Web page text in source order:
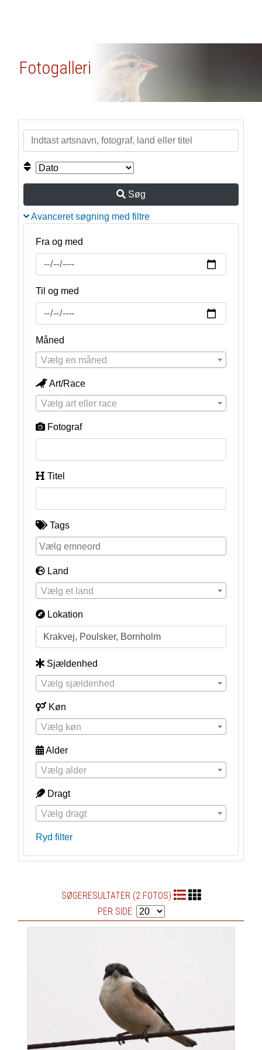
Fotogalleri
Søg
Avanceret søgning med filtre
Fra og med
Til og med
Måned
Vælg en måned
Art/Race
Vælg art eller race
Fotograf
Titel
Tags
Land
Vælg et land
Lokation
Sjældenhed
Vælg sjældenhed
Køn
Vælg køn
Alder
Vælg alder
Dragt
Vælg dragt
Ryd filter
SØGERESULTATER (2 FOTOS)
PER SIDE: